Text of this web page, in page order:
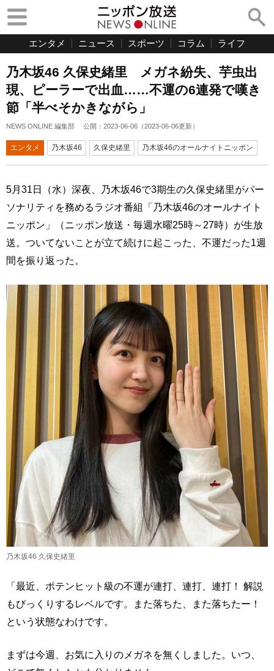
エンタメ ニュース スポーツ コラム ライフ
乃木坂46 久保史緒里 メガネ紛失、芋虫出
現、ピーラーで出血……不運の6連発で嘆き
節「半べそかきながら」
NEWS ONLINE 編集部 公開： 2023-06-06 （2023-06-06更新）
エンタメ 乃木坂46 久保史緒里 乃木坂46のオールナイトニッポン
5月31日（水）深夜、乃木坂46で3期生の久保史緒里がパー
ソナリティを務めるラジオ番組「乃木坂46のオールナイト
ニッポン」（ニッポン放送・毎週水曜25時～27時）が生放
送。ついてないことが立て続けに起こった、不運だった1週
間を振り返った。
乃木坂46 久保史緒里
「最近、ポテンヒット級の不運が連打、連打、連打！ 解説
もびっくりするレベルです。また落ちた、また落ちたー！
という状態なわけです。
まずは今週、お気に入りのメガネを無くしました。いつ、